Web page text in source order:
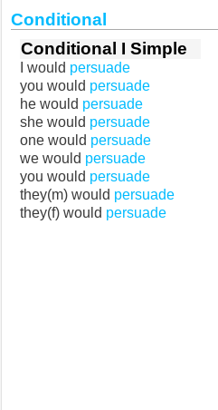
Conditional
Conditional I Simple
I would persuade
you would persuade
he would persuade
she would persuade
one would persuade
we would persuade
you would persuade
they(m) would persuade
they(f) would persuade